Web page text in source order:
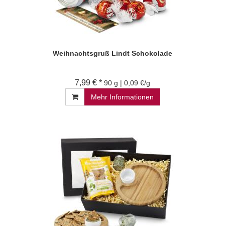
Weihnachtsgruß Lindt Schokolade
7,99 € * 90 g | 0,09 €/g
Mehr Informationen